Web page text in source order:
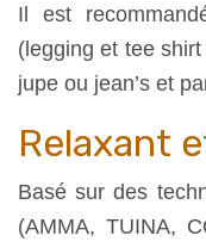
Il est
(legging et tee
jupe ou jean’s et
Relaxant
Basé sur des
(AMMA, TUINA,